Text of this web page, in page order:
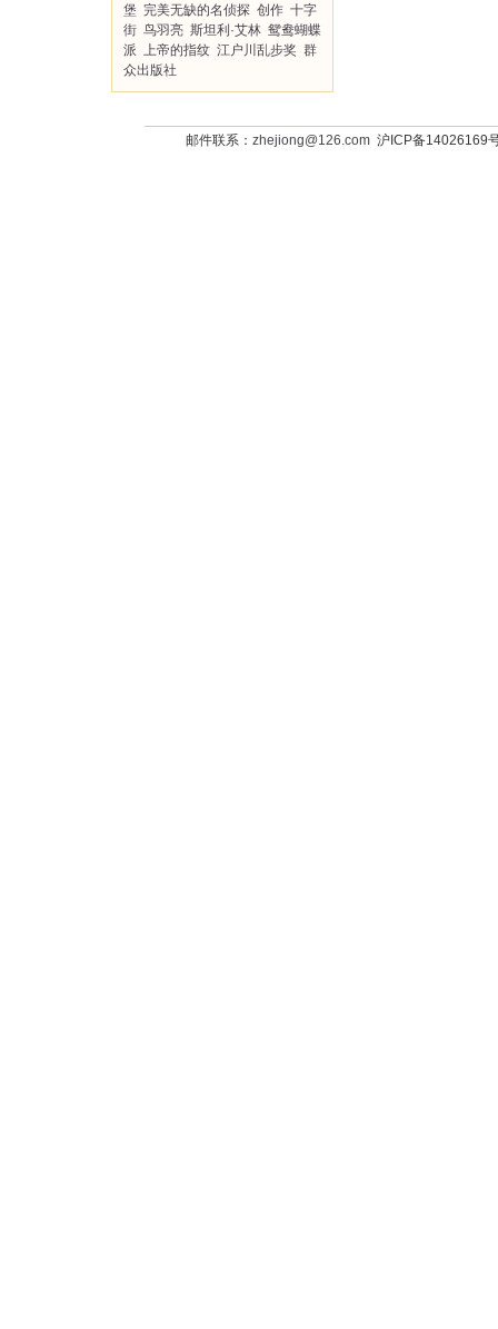
堡 完美无缺的名侦探 创作 十字
街 鸟羽亮 斯坦利·艾林 鸳鸯蝴蝶
派 上帝的指纹 江户川乱步奖 群
众出版社
邮件联系： zhejiong@126.com沪ICP备14026169